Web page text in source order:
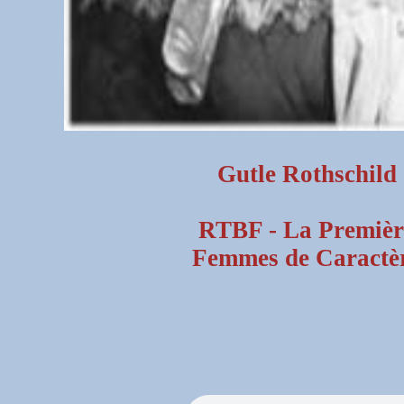
Gutle Rothschild
RTBF - La
Femmes de